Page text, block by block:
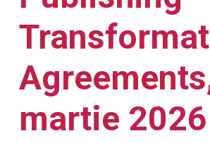
martie 2026